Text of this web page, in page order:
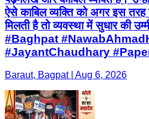
ऐसे काबिल व्यक्ति को अगर इस तरह
मिलती है तो व्यवस्था में सुधार की
#Baghpat
#JayantChaudhary
Baraut, Bagpat | Aug 6, 2026